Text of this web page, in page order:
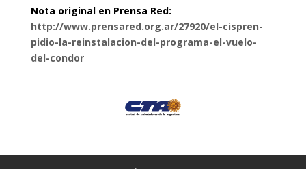
Nota original en Prensa Red:
http://www.prensared.org.ar/27920/el-cispren-
pidio-la-reinstalacion-del-programa-el-vuelo-
del-condor